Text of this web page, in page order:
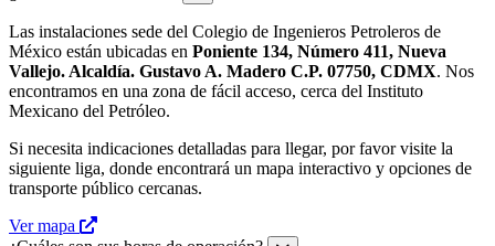
Las instalaciones sede del Colegio de Ingenieros Petroleros de
México están ubicadas en Poniente 134, Número 411, Nueva
Vallejo. Alcaldía. Gustavo A. Madero C.P. 07750, CDMX. Nos
encontramos en una zona de fácil acceso, cerca del Instituto
Mexicano del Petróleo.
Si necesita indicaciones detalladas para llegar, por favor visite la
siguiente liga, donde encontrará un mapa interactivo y opciones de
transporte público cercanas.
Ver mapa